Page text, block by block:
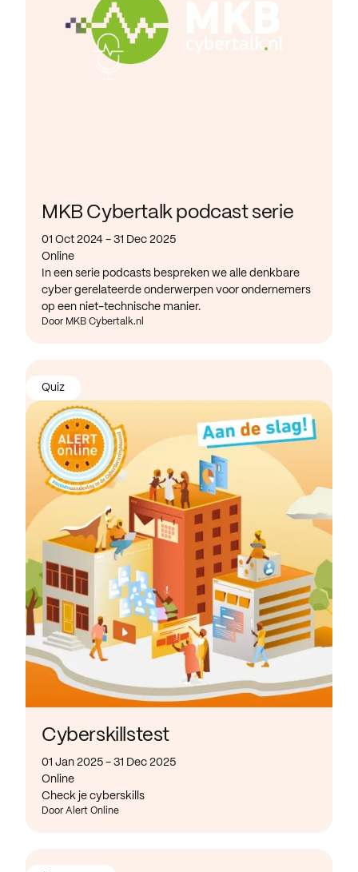
MKB Cybertalk podcast serie
01 Oct 2024 - 31 Dec 2025
Online
In een serie podcasts bespreken we alle denkbare
cyber gerelateerde onderwerpen voor ondernemers
op een niet-technische manier.
Door MKB Cybertalk.nl
Cyberskillstest
01 Jan 2025 - 31 Dec 2025
Online
Check je cyberskills
Door Alert Online
Quiz